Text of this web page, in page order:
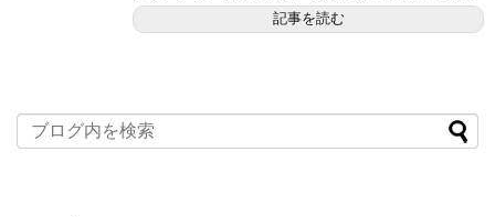
記事を読む